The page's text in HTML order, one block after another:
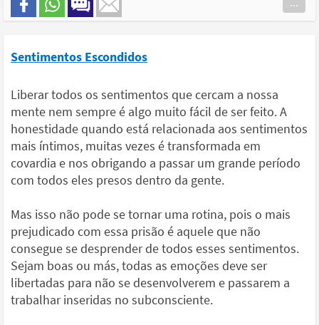
Sentimentos Escondidos
Liberar todos os sentimentos que cercam a nossa
mente nem sempre é algo muito fácil de ser feito. A
honestidade quando está relacionada aos sentimentos
mais íntimos, muitas vezes é transformada em
covardia e nos obrigando a passar um grande período
com todos eles presos dentro da gente.
Mas isso não pode se tornar uma rotina, pois o mais
prejudicado com essa prisão é aquele que não
consegue se desprender de todos esses sentimentos.
Sejam boas ou más, todas as emoções deve ser
libertadas para não se desenvolverem e passarem a
trabalhar inseridas no subconsciente.